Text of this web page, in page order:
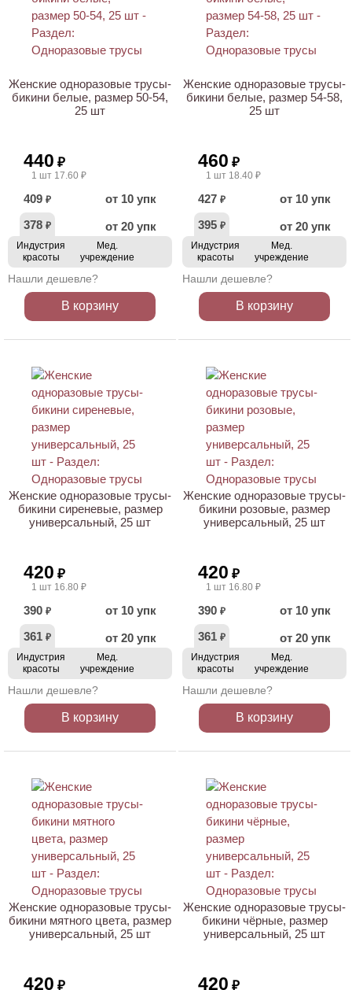
Женские одноразовые трусы-
бикини белые, размер 50-54,
25 шт
440 ₽
1 шт 17.60 ₽
409 ₽
от 10 упк
378 ₽ от 20 упк
Индустрия
красоты
Мед.
учреждение
Нашли дешевле?
В корзину
Женские одноразовые трусы-
бикини белые, размер 54-58,
25 шт
460 ₽
1 шт 18.40 ₽
427 ₽
от 10 упк
395 ₽ от 20 упк
Индустрия
красоты
Мед.
учреждение
Нашли дешевле?
В корзину
Женские одноразовые трусы-
бикини сиреневые, размер
универсальный, 25 шт
420 ₽
1 шт 16.80 ₽
390 ₽
от 10 упк
361 ₽ от 20 упк
Индустрия
красоты
Мед.
учреждение
Нашли дешевле?
В корзину
Женские одноразовые трусы-
бикини розовые, размер
универсальный, 25 шт
420 ₽
1 шт 16.80 ₽
390 ₽
от 10 упк
361 ₽ от 20 упк
Индустрия
красоты
Мед.
учреждение
Нашли дешевле?
В корзину
Женские одноразовые трусы-
бикини мятного цвета, размер
универсальный, 25 шт
420 ₽
Женские одноразовые трусы-
бикини чёрные, размер
универсальный, 25 шт
420 ₽